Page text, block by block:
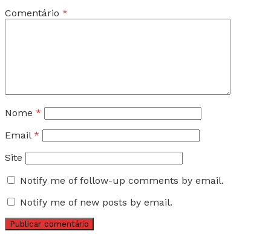
Comentário *
Nome *
Email *
Site
Notify me of follow-up comments by email.
Notify me of new posts by email.